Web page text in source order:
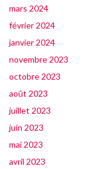
mars 2024
février 2024
janvier 2024
novembre 2023
octobre 2023
août 2023
juillet 2023
juin 2023
mai 2023
avril 2023